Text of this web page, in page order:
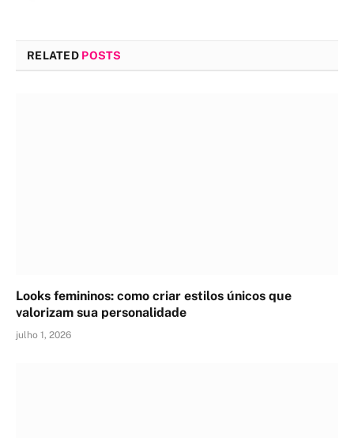
RELATED POSTS
Looks femininos: como criar estilos únicos que
valorizam sua personalidade
julho 1, 2026